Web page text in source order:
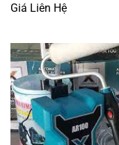
Giá Liên Hệ